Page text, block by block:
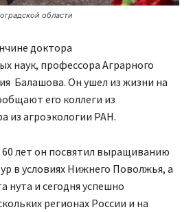
области
доктора
наук, профессора Аграрного
Балашова. Он ушел из жизни на
его коллеги из
из агроэкологии РАН.
60 лет он посвятил выращиванию
в условиях Нижнего Поволжья, а
нута и сегодня успешно
регионах России и на